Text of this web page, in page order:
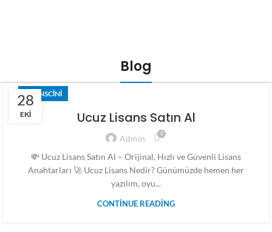
Blog
28
EKI
LISANSCINI
Ucuz Lisans Satın Al
Admin 0
💸 Ucuz Lisans Satın Al – Orijinal, Hızlı ve Güvenli Lisans
Anahtarları 🚀 Ucuz Lisans Nedir? Günümüzde hemen her
yazılım, oyu...
CONTINUE READING